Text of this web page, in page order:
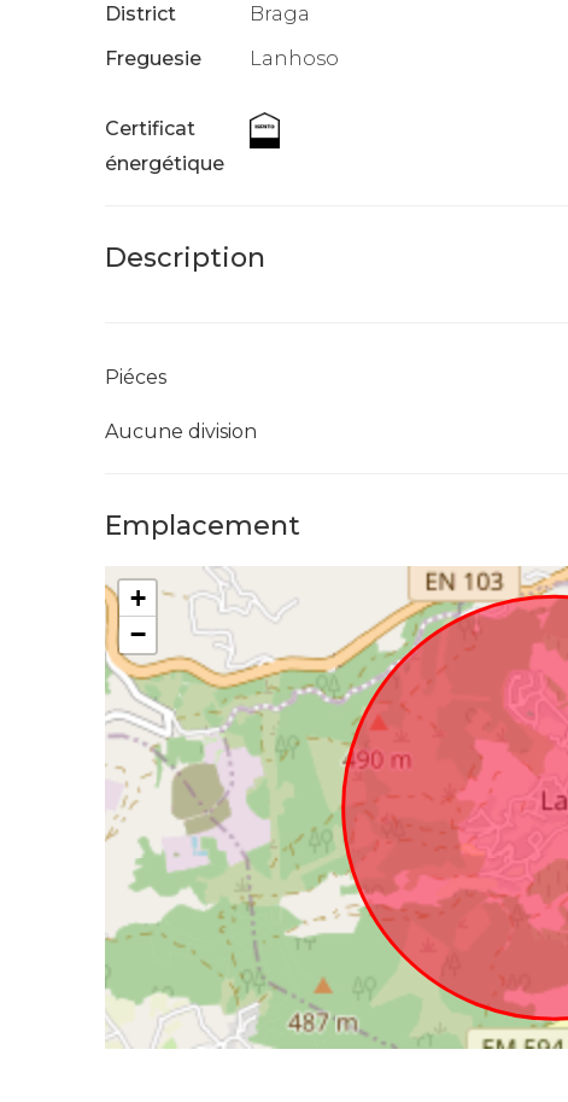
District Braga
Freguesie
Lanhoso
Certificat
énergétique
Description
Piéces
Aucune division
Emplacement
+
−